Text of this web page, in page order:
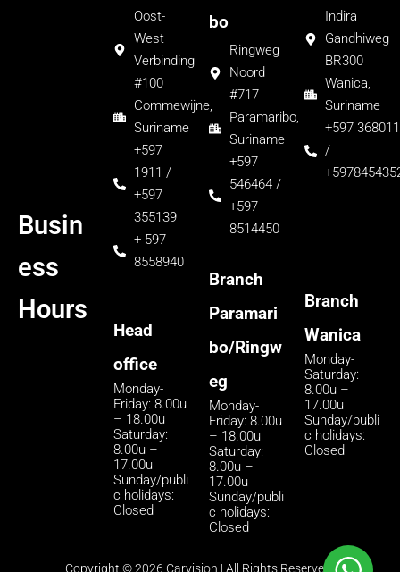
Busin
ess
Hours
Oost-
West
Verbinding
#100
Commewijne,
Suriname
+597
1911 /
+597
355139
+ 597
8558940
Head
office
Monday-
Friday: 8.00u
– 18.00u
Saturday:
8.00u –
17.00u
Sunday/publi
c holidays:
Closed
bo
Ringweg
Noord
#717
Paramaribo,
Suriname
+597
546464 /
+597
8514450
Branch
Paramari
bo/Ringw
eg
Monday-
Friday: 8.00u
– 18.00u
Saturday:
8.00u –
17.00u
Sunday/publi
c holidays:
Closed
Indira
Gandhiweg
BR300
Wanica,
Suriname
+597 368011
/
Branch
Wanica
Monday-
Saturday:
8.00u –
17.00u
Sunday/publi
c holidays:
Closed
Copyright © 2026 Carvision | All Rights Reserverd